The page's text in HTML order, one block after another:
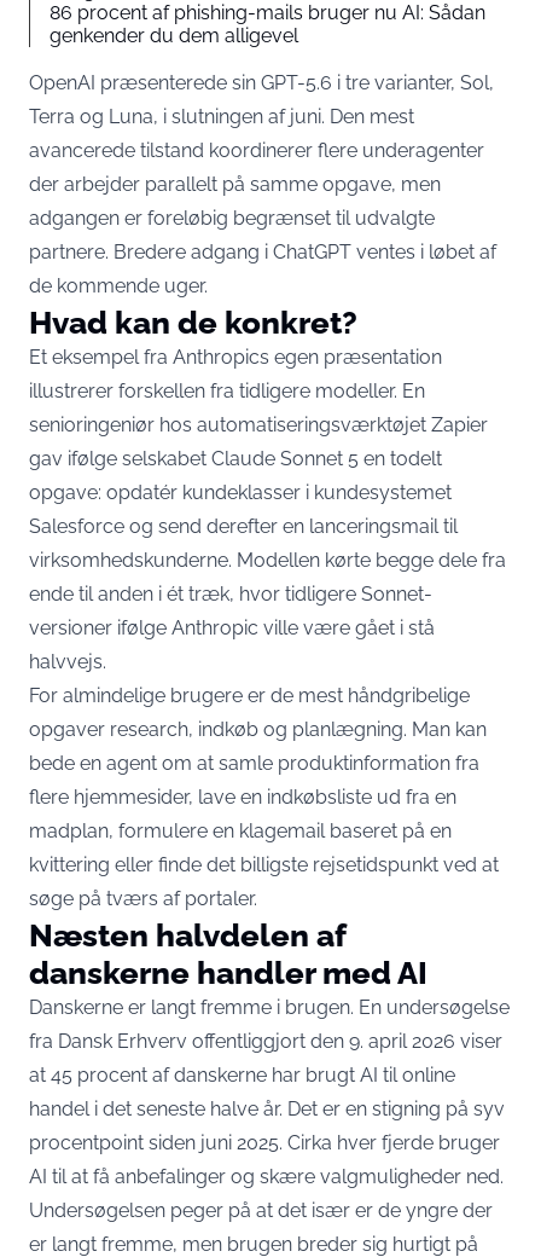
86 procent af phishing-mails bruger nu AI: Sådan
genkender du dem alligevel
OpenAI præsenterede sin GPT-5.6 i tre varianter, Sol,
Terra og Luna, i slutningen af juni. Den mest
avancerede tilstand koordinerer flere underagenter
der arbejder parallelt på samme opgave, men
adgangen er foreløbig begrænset til udvalgte
partnere. Bredere adgang i ChatGPT ventes i løbet af
de kommende uger.
Hvad kan de konkret?
Et eksempel fra Anthropics egen præsentation
illustrerer forskellen fra tidligere modeller. En
senioringeniør hos automatiseringsværktøjet Zapier
gav ifølge selskabet Claude Sonnet 5 en todelt
opgave: opdatér kundeklasser i kundesystemet
Salesforce og send derefter en lanceringsmail til
virksomhedskunderne. Modellen kørte begge dele fra
ende til anden i ét træk, hvor tidligere Sonnet-
versioner ifølge Anthropic ville være gået i stå
halvvejs.
For almindelige brugere er de mest håndgribelige
opgaver research, indkøb og planlægning. Man kan
bede en agent om at samle produktinformation fra
flere hjemmesider, lave en indkøbsliste ud fra en
madplan, formulere en klagemail baseret på en
kvittering eller finde det billigste rejsetidspunkt ved at
søge på tværs af portaler.
Næsten halvdelen af
danskerne handler med AI
Danskerne er langt fremme i brugen. En undersøgelse
fra Dansk Erhverv offentliggjort den 9. april 2026 viser
at 45 procent af danskerne har brugt AI til online
handel i det seneste halve år. Det er en stigning på syv
procentpoint siden juni 2025. Cirka hver fjerde bruger
AI til at få anbefalinger og skære valgmuligheder ned.
Undersøgelsen peger på at det især er de yngre der
er langt fremme, men brugen breder sig hurtigt på